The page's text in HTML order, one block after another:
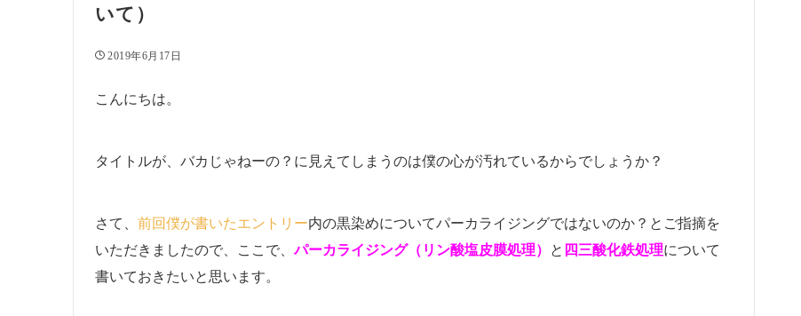
いて）
2019年6月17日
こんにちは。
タイトルが、バカじゃねーの？に見えてしまうのは僕の心が汚れているからでしょうか？
さて、 前回僕が書いたエントリー内の黒染めについてパーカライジングではないのか？とご指摘を
いただきましたので、ここで、パーカライジング（リン酸塩皮膜処理） と 四三酸化鉄処理について
書いておきたいと思います。